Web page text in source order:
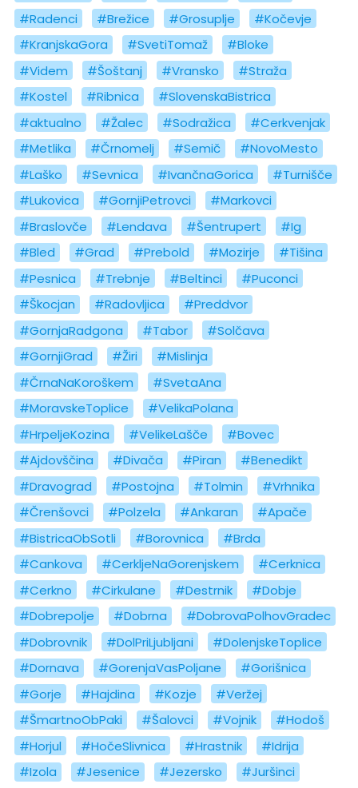
#Radenci
#Brežice #Grosuplje
#Kočevje
#KranjskaGora
#SvetiTomaž
#Bloke
#Videm
#Šoštanj #Vransko
#Straža
#Kostel
#Ribnica
#SlovenskaBistrica
#aktualno
#Žalec #Sodražica
#Cerkvenjak
#Metlika
#Črnomelj #Semič
#NovoMesto
#Laško
#Sevnica #IvančnaGorica
#Turnišče
#Lukovica
#GornjiPetrovci
#Markovci
#Braslovče
#Lendava #Šentrupert
#Ig
#Bled
#Grad #Prebold #Mozirje
#Tišina
#Pesnica
#Trebnje #Beltinci
#Puconci
#Škocjan
#Radovljica
#Preddvor
#GornjaRadgona
#Tabor
#Solčava
#GornjiGrad
#Žiri
#Mislinja
#ČrnaNaKoroškem
#SvetaAna
#MoravskeToplice
#VelikaPolana
#HrpeljeKozina
#VelikeLašče
#Bovec
#Ajdovščina
#Divača #Piran
#Benedikt
#Dravograd
#Postojna #Tolmin
#Vrhnika
#Črenšovci
#Polzela #Ankaran
#Apače
#BistricaObSotli
#Borovnica
#Brda
#Cankova
#CerkljeNaGorenjskem
#Cerknica
#Cerkno
#Cirkulane #Destrnik
#Dobje
#Dobrepolje
#Dobrna
#DobrovaPolhovGradec
#Dobrovnik
#DolPriLjubljani
#DolenjskeToplice
#Dornava
#GorenjaVasPoljane
#Gorišnica
#Gorje
#Hajdina #Kozje
#Veržej
#ŠmartnoObPaki
#Šalovci #Vojnik
#Hodoš
#Horjul
#HočeSlivnica #Hrastnik
#Idrija
#Izola
#Jesenice #Jezersko
#Juršinci